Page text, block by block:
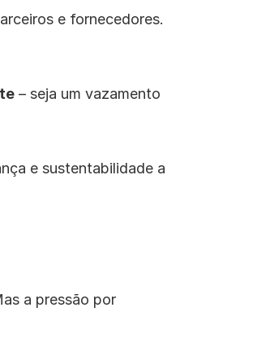
e fornecedores.
– seja um vazamento
e sustentabilidade a
a pressão por